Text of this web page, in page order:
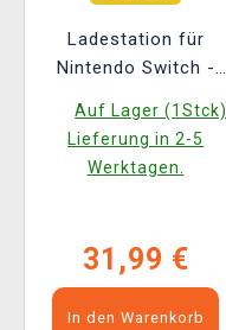
Ladestation für
Nintendo Switch -
Auf Lager (1Stck)
Lieferung in 2-5
Werktagen.
31,99 €
In den Warenkorb